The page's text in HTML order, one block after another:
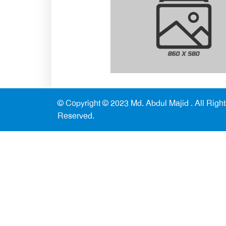
© Copyright © 2023 Md. Abdul Majid . All
Reserved.